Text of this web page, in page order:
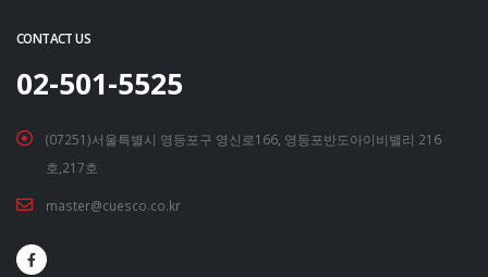
CONTACT US
02-501-5525
(07251)서울특별시 영등포구 영신로166, 영등포반도아이비밸리 216
호,217호
master@cuesco.co.kr